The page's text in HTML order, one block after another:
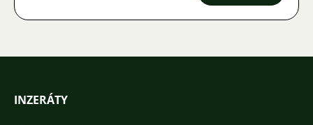
INZERÁTY